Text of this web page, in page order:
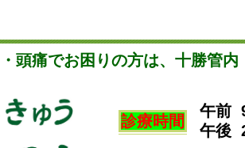
頭痛でお困りの方は、十勝管
診療時間
午前
午後